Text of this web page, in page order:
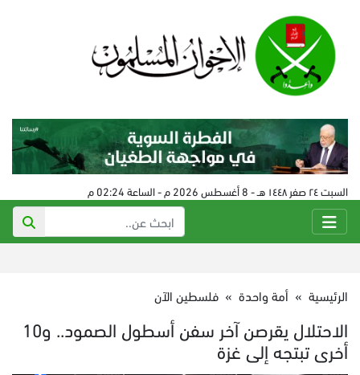
السبت ٢٤ صفر ١٤٤٨ هـ - 8 أغسطس 2026 م - الساعة 02:24 م
الرئيسية » أمة واحدة » فلسطين الآن
الاحتلال يقرصن آخر سفن أسطول الصمود.. و10
أخرى تبتجه إلى غزة